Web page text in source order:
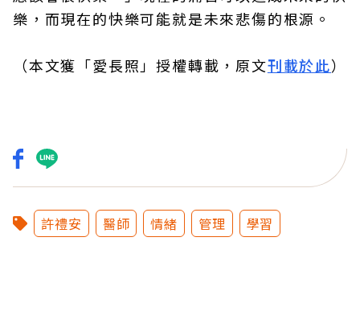
樂，而現在的快樂可能就是未來悲傷的根源。
（本文獲「愛長照」授權轉載，原文刊載於此）
許禮安 醫師 情緒 管理 學習